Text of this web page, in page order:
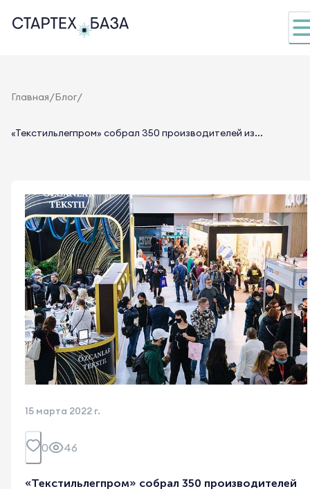
Главная/Блог/
«Текстильлегпром» собрал 350 производителей из...
15 марта 2022 г.
0 46
«Текстильлегпром» собрал 350 производителей